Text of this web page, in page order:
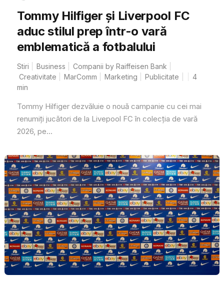
Tommy Hilfiger și Liverpool FC
aduc stilul prep într-o vară
emblematică a fotbalului
Stiri Business
Companii by Raiffeisen Bank
Creativitate
MarComm Marketing Publicitate
4
min
Tommy Hilfiger dezvăluie o nouă campanie cu cei mai
renumiți jucători de la Livepool FC în colecția de vară
2026, pe...